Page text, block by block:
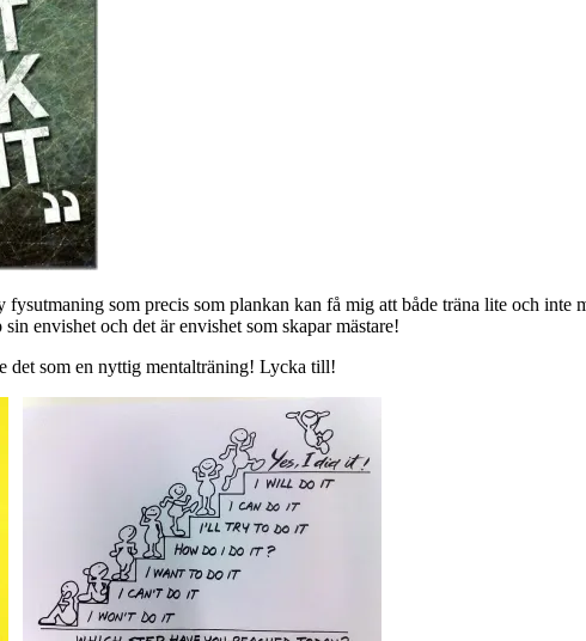
som precis som plankan kan få mig att både träna lite och inte
envishet och det är envishet som skapar mästare!
det som en nyttig mentalträning! Lycka till!